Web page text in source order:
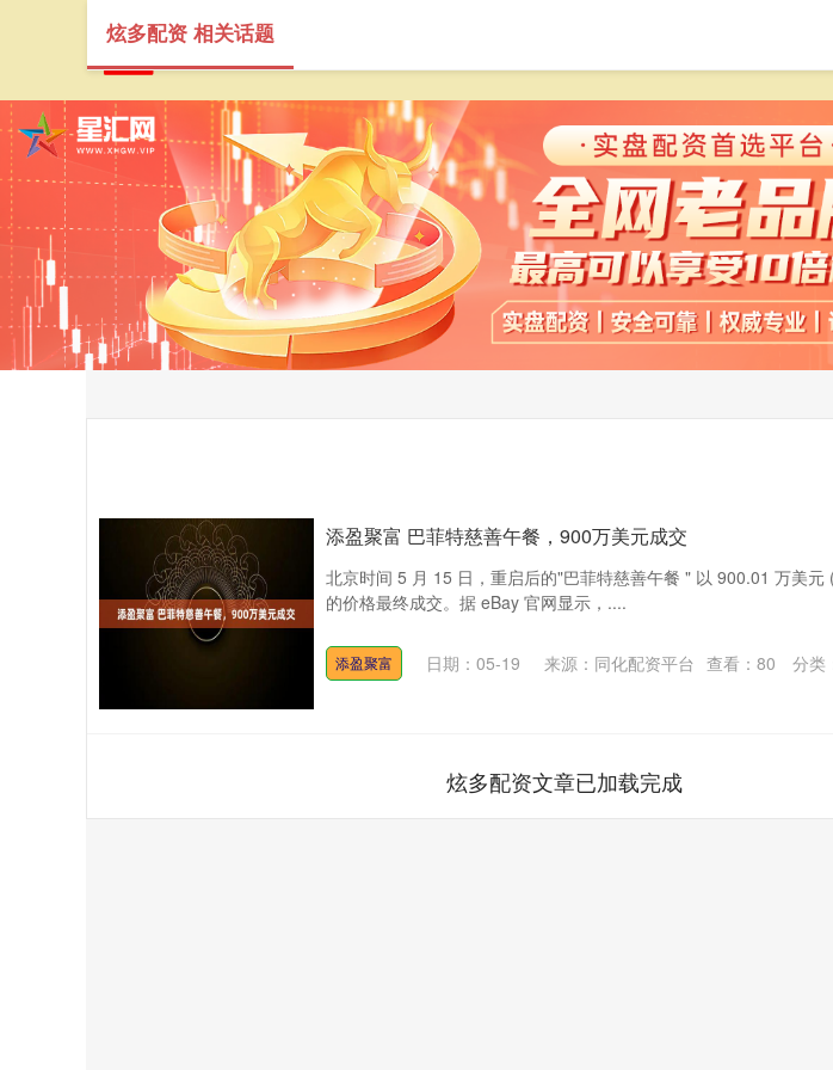
炫多配资 相关话题
添盈聚富 巴菲特慈善午餐，900万美元成交
北京时间 5 月 15 日，重启后的"巴菲特慈善午餐 " 以 900.01 万美元
的价格最终成交。据 eBay 官网显示，....
添盈聚富 日期：05-19 来源：同化配资平台 查看： 80 分类
炫多配资文章已加载完成